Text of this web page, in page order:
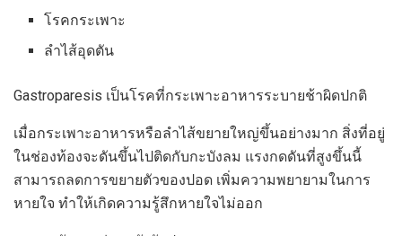
โรคกระเพาะ
ลำไส้อุดตัน
Gastroparesis เป็นโรคที่กระเพาะอาหารระบายช้าผิดปกติ
เมื่อกระเพาะอาหารหรือลำไส้ขยายใหญ่ขึ้นอย่างมาก สิ่งที่อยู่
ในช่องท้องจะดันขึ้นไปติดกับกะบังลม แรงกดดันที่สูงขึ้นนี้
สามารถลดการขยายตัวของปอด เพิ่มความพยายามในการ
หายใจ ทำให้เกิดความรู้สึกหายใจไม่ออก